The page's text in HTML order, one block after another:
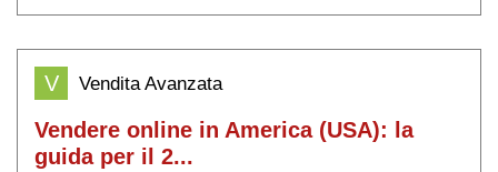
V Vendita Avanzata
Vendere online in America (USA): la
guida per il 2...